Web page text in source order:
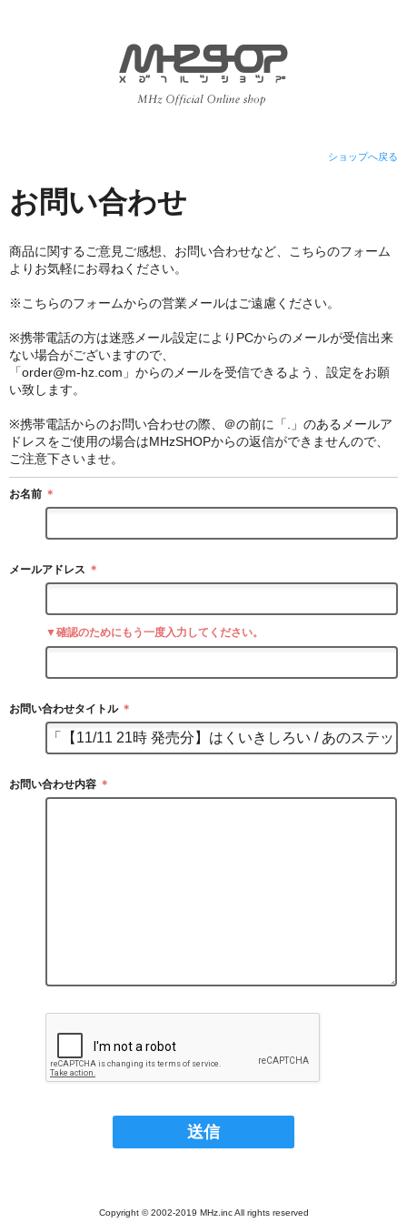
ショップへ戻る
お問い合わせ
商品に関するご意見ご感想、お問い合わせなど、こちらのフォーム
よりお気軽にお尋ねください。
※こちらのフォームからの営業メールはご遠慮ください。
※携帯電話の方は迷惑メール設定によりPCからのメールが受信出来
ない場合がございますので、
「order@m-hz.com」からのメールを受信できるよう、設定をお願
い致します。
※携帯電話からのお問い合わせの際、＠の前に「.」のあるメールア
ドレスをご使用の場合はMHzSHOPからの返信ができませんので、
ご注意下さいませ。
お名前 ＊
メールアドレス ＊
▼確認のためにもう一度入力してください。
お問い合わせタイトル ＊
お問い合わせ内容 ＊
Copyright © 2002-2019 MHz.inc All rights reserved